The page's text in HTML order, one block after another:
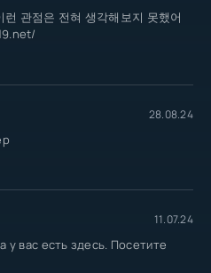
관점은 전혀 생각해보지 못했어
28.08.24
11.07.24
вас есть здесь. Посетите